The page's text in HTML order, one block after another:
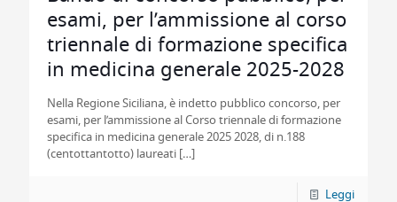
esami, per l’ammissione al corso
triennale di formazione specifica
in medicina generale 2025-2028
Nella Regione Siciliana, è indetto pubblico concorso, per
esami, per l’ammissione al Corso triennale di formazione
specifica in medicina generale 2025 2028, di n.188
(centottantotto) laureati […]
Leggi